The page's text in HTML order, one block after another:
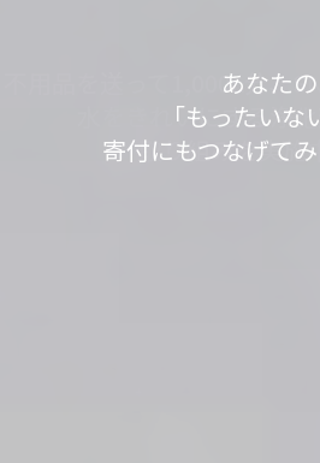
「もったいな
世界の
「ありがとう」につな
不用品を送って1,000L分、
水をきれいにする浄
取り組みを実施
あなたの
「もったいな
寄付にもつなげてみ
あなたの不用品が世界の人
す。
「もったいない運
身の回りのスッキリが社会
今日も寄付
見知らぬ誰か
生まれまし
「もったいな
世界の
「ありがとう」につな
不用品を送って1,000L分、
水をきれいにする浄
取り組みを実施